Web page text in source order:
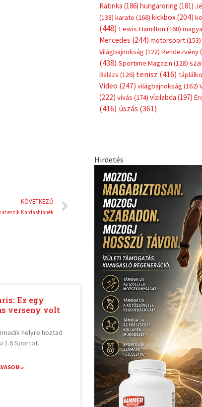
KÖVETKEZŐ
eszik Kardashianék
Következő
Ez egy
verseny volt
helyre hoztad
1.6 Sportot.
»
Katinka (186) hungaroring (181)
(138) karate (168) kickbox(204)
(448) Lewis Hamilton (168)
Mercedes (244) motorsport(153)
Világbajnokság (122) Rendezvény
(438) Sportime Magazin (128)
Balázs (126) tenisz (416)
Video (247) világbajnokság (162)
(222) vívás (174) vízilabda (197)
(416) úszás (361)
Hirdetés